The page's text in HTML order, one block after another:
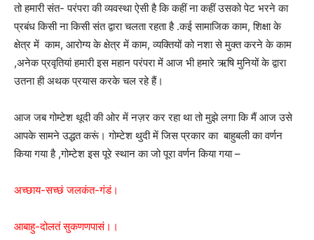
तो हमारी संत- परंपरा की व्यवस्था ऐसी है कि कहीं ना कहीं उसको पेट भरने का
प्रबंध किसी ना किसी संत द्वारा चलता रहता है .कई सामाजिक काम, शिक्षा के
क्षेत्र में काम, आरोग्य के क्षेत्र में काम, व्यक्तियों को नशा से मुक्त करने के काम
,अनेक प्रवृतियां हमारी इस महान परंपरा में आज भी हमारे ऋषि मुनियों के द्वारा
उतना ही अथक प्रयास करके चल रहे हैं।
आज जब गोम्टेश थूदी की ओर में नज़र कर रहा था तो मुझे लगा कि मैं आज उसे
आपके सामने उद्धत करूं। गोम्टेश थुदी में जिस प्रकार का बाहुबली का वर्णन
किया गया है ,गोम्टेश इस पूरे स्थान का जो पूरा वर्णन किया गया –
अच्छाय-सच्छं जलकंत-गंडं।
आबाहु-दोलतं सुकणणपासं।।